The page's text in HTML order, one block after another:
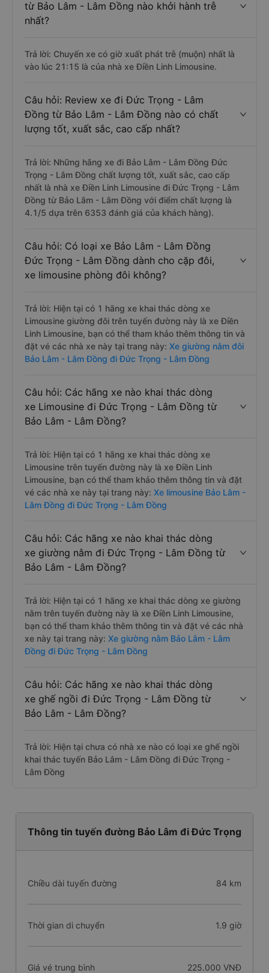
từ Bảo Lâm - Lâm Đồng nào khởi hành trễ
nhất?
Trả lời: Chuyến xe có giờ xuất phát trễ (muộn) nhất là
vào lúc 21:15 là của nhà xe Điền Linh Limousine.
Câu hỏi: Review xe đi Đức Trọng - Lâm
Đồng từ Bảo Lâm - Lâm Đồng nào có chất
lượng tốt, xuất sắc, cao cấp nhất?
Trả lời: Những hãng xe đi Bảo Lâm - Lâm Đồng Đức
Trọng - Lâm Đồng chất lượng tốt, xuất sắc, cao cấp
nhất là nhà xe Điền Linh Limousine đi Đức Trọng - Lâm
Đồng từ Bảo Lâm - Lâm Đồng với điểm chất lượng là
4.1/5 dựa trên 6353 đánh giá của khách hàng).
Câu hỏi: Có loại xe Bảo Lâm - Lâm Đồng
Đức Trọng - Lâm Đồng dành cho cặp đôi,
xe limousine phòng đôi không?
Trả lời: Hiện tại có 1 hãng xe khai thác dòng xe
Limousine giường đôi trên tuyến đường này là xe Điền
Linh Limousine, bạn có thể tham khảo thêm thông tin và
đặt vé các nhà xe này tại trang này: Xe giường nằm đôi
Bảo Lâm - Lâm Đồng đi Đức Trọng - Lâm Đồng
Câu hỏi: Các hãng xe nào khai thác dòng
xe Limousine đi Đức Trọng - Lâm Đồng từ
Bảo Lâm - Lâm Đồng?
Trả lời: Hiện tại có 1 hãng xe khai thác dòng xe
Limousine trên tuyến đường này là xe Điền Linh
Limousine, bạn có thể tham khảo thêm thông tin và đặt
vé các nhà xe này tại trang này: Xe limousine Bảo Lâm -
Lâm Đồng đi Đức Trọng - Lâm Đồng
Câu hỏi: Các hãng xe nào khai thác dòng
xe giường nằm đi Đức Trọng - Lâm Đồng từ
Bảo Lâm - Lâm Đồng?
Trả lời: Hiện tại có 1 hãng xe khai thác dòng xe giường
nằm trên tuyến đường này là xe Điền Linh Limousine,
bạn có thể tham khảo thêm thông tin và đặt vé các nhà
xe này tại trang này: Xe giường nằm Bảo Lâm - Lâm
Đồng đi Đức Trọng - Lâm Đồng
Câu hỏi: Các hãng xe nào khai thác dòng
xe ghế ngồi đi Đức Trọng - Lâm Đồng từ
Bảo Lâm - Lâm Đồng?
Trả lời: Hiện tại chưa có nhà xe nào có loại xe ghế ngồi
khai thác tuyến Bảo Lâm - Lâm Đồng đi Đức Trọng -
Lâm Đồng
Thông tin tuyến đường Bảo Lâm đi Đức Trọng
Chiều dài tuyến đường 84 km
Thời gian di chuyển 1.9 giờ
Giá vé trung bình 225.000 VNĐ